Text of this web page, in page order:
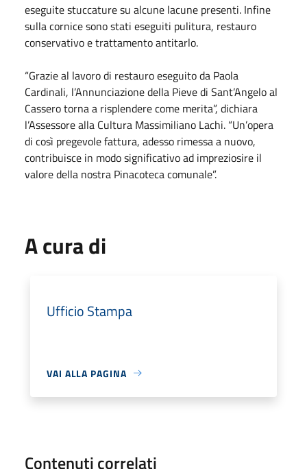
eseguite stuccature su alcune lacune presenti. Infine
sulla cornice sono stati eseguiti pulitura, restauro
conservativo e trattamento antitarlo.
“Grazie al lavoro di restauro eseguito da Paola
Cardinali, l’Annunciazione della Pieve di Sant’Angelo al
Cassero torna a risplendere come merita”, dichiara
l’Assessore alla Cultura Massimiliano Lachi. “Un’opera
di così pregevole fattura, adesso rimessa a nuovo,
contribuisce in modo significativo ad impreziosire il
valore della nostra Pinacoteca comunale”.
A cura di
Ufficio Stampa
VAI ALLA PAGINA
Contenuti correlati